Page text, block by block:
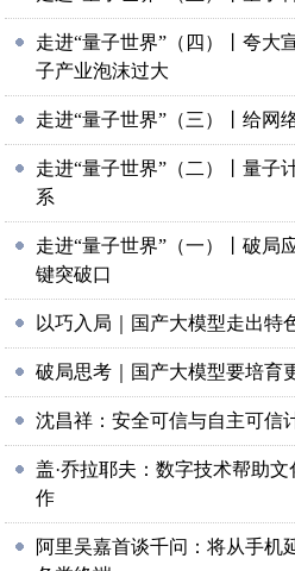
走进“量子世界”（四）丨夸大
子产业泡沫过大
走进“量子世界”（三）丨给网
走进“量子世界”（二）丨量子
系
走进“量子世界”（一）丨破局
键突破口
以巧入局｜国产大模型走出特
破局思考｜国产大模型要培育
沈昌祥：安全可信与自主可信
盖·乔拉耶夫：数字技术帮助
作
阿里吴嘉首谈千问：将从手机